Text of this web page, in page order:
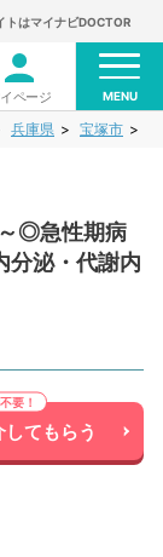
トはマイナビDOCTOR
ページ MENU
兵庫県 宝塚市
◎急性期病
分泌・代謝内
てもらう